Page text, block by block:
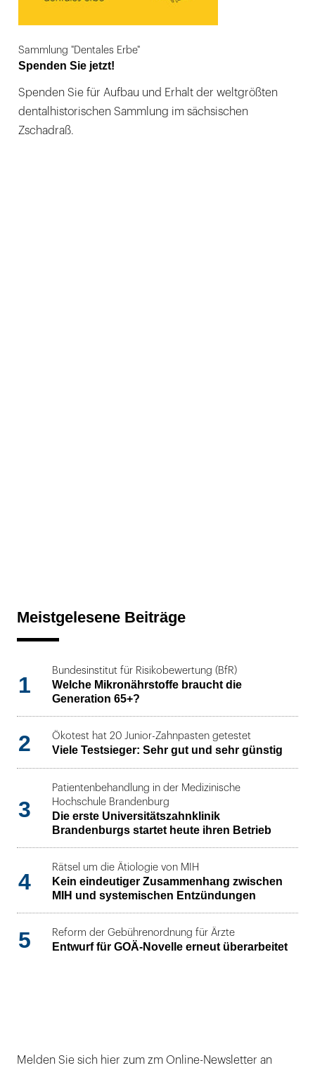
Sammlung "Dentales Erbe"
Spenden Sie jetzt!
Spenden Sie für Aufbau und Erhalt der weltgrößten
dentalhistorischen Sammlung im sächsischen
Zschadraß.
Meistgelesene Beiträge
1
Bundesinstitut für Risikobewertung (BfR)
Welche Mikronährstoffe braucht die
Generation 65+?
2 Ökotest hat 20 Junior-Zahnpasten getestet
Viele Testsieger: Sehr gut und sehr günstig
3
Patientenbehandlung in der Medizinische
Hochschule Brandenburg
Die erste Universitätszahnklinik
Brandenburgs startet heute ihren Betrieb
4
Rätsel um die Ätiologie von MIH
Kein eindeutiger Zusammenhang zwischen
MIH und systemischen Entzündungen
5 Reform der Gebührenordnung für Ärzte
Entwurf für GOÄ-Novelle erneut überarbeitet
Melden Sie sich hier zum zm Online-Newsletter an